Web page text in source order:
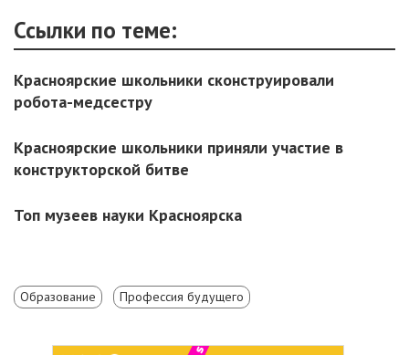
Ссылки по теме:
Красноярские школьники сконструировали
робота-медсестру
Красноярские школьники приняли участие в
конструкторской битве
Топ музеев науки Красноярска
Образование Профессия будущего